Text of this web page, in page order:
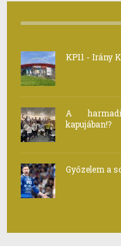
KP11 - Irány
A
kapujában!?
Győzelem a